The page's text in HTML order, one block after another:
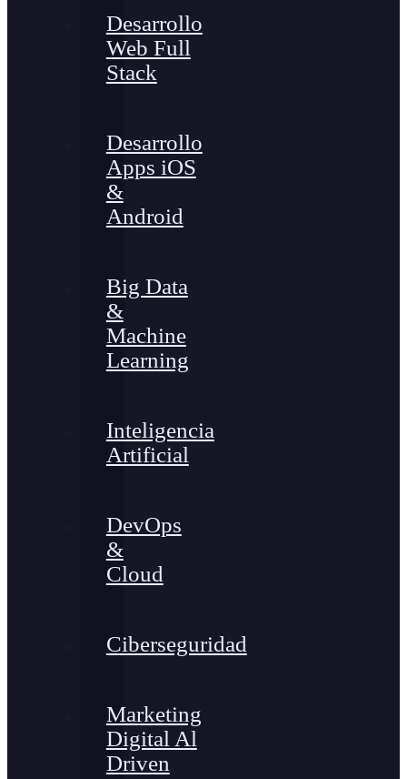
Desarrollo
Web Full
Stack
Desarrollo
Apps iOS
&
Android
Big Data
&
Machine
Learning
Inteligencia
Artificial
DevOps
&
Cloud
Ciberseguridad
Marketing
Digital Al
Driven